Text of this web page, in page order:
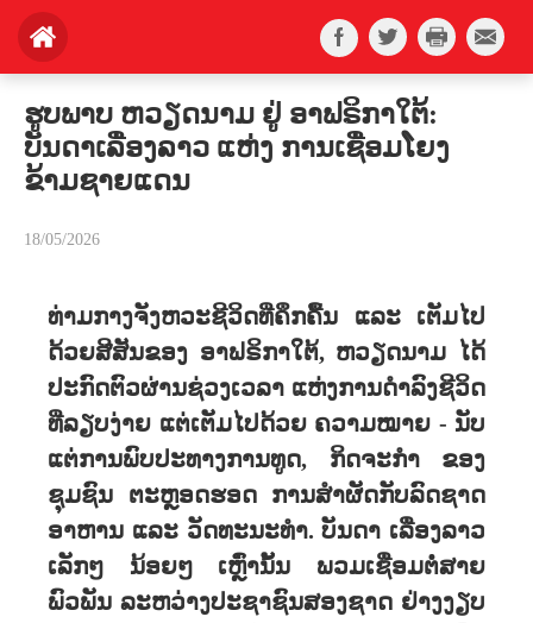
ຮູບພາບ ຫວຽດນາມ ຢູ່ ອາຟຣິກາໃຕ້:
ບັນດາເລື່ອງລາວ ແຫ່ງ ການເຊື່ອມໂຍງ
ຂ້າມຊາຍແດນ
18/05/2026
ທ່າມກາງຈັງຫວະຊີວິດທີ່ຄຶກຄື້ນ ແລະ ເຕັມໄປ
ດ້ວຍສີສັນຂອງ ອາຟຣິກາໃຕ້, ຫວຽດນາມ ໄດ້
ປະກົດຕົວຜ່ານຊ່ວງເວລາ ແຫ່ງການດຳລົງຊີວິດ
ທີ່ລຽບງ່າຍ ແຕ່ເຕັມໄປດ້ວຍ ຄວາມໝາຍ - ນັບ
ແຕ່ການພົບປະທາງການທູດ, ກິດຈະກຳ ຂອງ
ຊຸມຊົນ ຕະຫຼອດຮອດ ການສຳຜັດກັບລົດຊາດ
ອາຫານ ແລະ ວັດທະນະທຳ. ບັນດາ ເລື່ອງລາວ
ເລັກໆ ນ້ອຍໆ ເຫຼົ່ານັ້ນ ພວມເຊື່ອມຕໍ່ສາຍ
ພົວພັນ ລະຫວ່າງປະຊາຊົນສອງຊາດ ຢ່າງງຽບ